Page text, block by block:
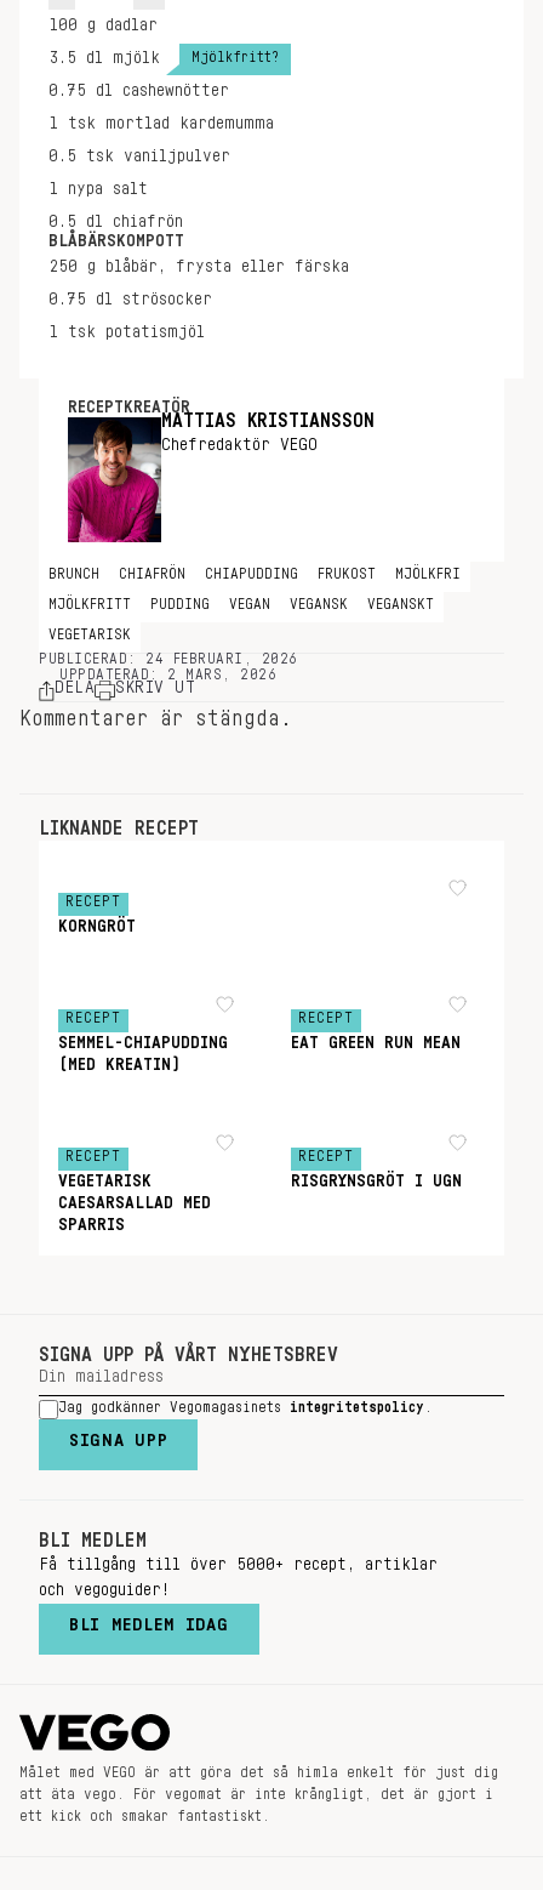
100 g
dadlar
3.5 dl mjölk Mjölkfritt?
0.75 dl
cashewnötter
1 tsk
mortlad kardemumma
0.5 tsk
vaniljpulver
1 nypa
salt
0.5 dl
chiafrön
BLÅBÄRSKOMPOTT
250 g
blåbär, frysta eller färska
0.75 dl
strösocker
1 tsk potatismjöl
RECEPTKREATÖR
MATTIAS KRISTIANSSON
Chefredaktör VEGO
BRUNCH CHIAFRÖN CHIAPUDDING FRUKOST MJÖLKFRI
MJÖLKFRITT PUDDING VEGAN VEGANSK VEGANSKT
VEGETARISK
PUBLICERAD: 24 FEBRUARI, 2026
UPPDATERAD: 2 MARS, 2026
DELA SKRIV UT
Kommentarer är stängda.
LIKNANDE RECEPT
RECEPT
KORNGRÖT
RECEPT
SEMMEL-CHIAPUDDING
(MED KREATIN)
RECEPT
EAT GREEN RUN MEAN
RECEPT
VEGETARISK
CAESARSALLAD MED
SPARRIS
RECEPT
RISGRYNSGRÖT I UGN
SIGNA UPP PÅ VÅRT NYHETSBREV
Jag godkänner Vegomagasinets integritetspolicy
SIGNA UPP
BLI MEDLEM
Få tillgång till över 5000+ recept, artiklar
och vegoguider!
BLI MEDLEM IDAG
Målet med VEGO är att göra det så himla enkelt för just dig
att äta vego. För vegomat är inte krångligt, det är gjort i
ett kick och smakar fantastiskt.